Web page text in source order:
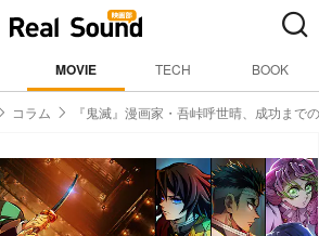
MOVIE TECH BOOK
コラム 『鬼滅』漫画家・吾峠呼世晴、成功まで